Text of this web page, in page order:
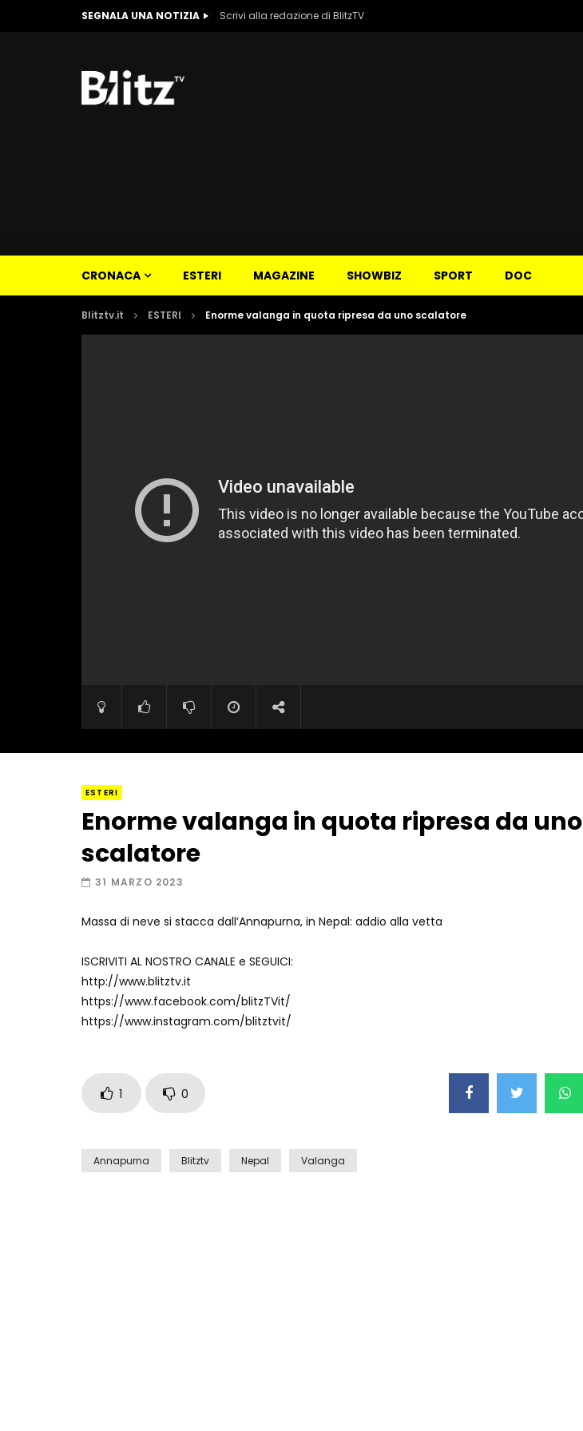
SEGNALA UNA NOTIZIA Scrivi alla redazione di BlitzTV
CRONACA ESTERI MAGAZINE SHOWBIZ SPORT DOC
Blitztv.it ESTERI Enorme valanga in quota ripresa da uno scalatore
ESTERI
Enorme valanga in quota ripresa da uno
scalatore
31 MARZO 2023
Massa di neve si stacca dall’Annapurna, in Nepal: addio alla vetta
ISCRIVITI AL NOSTRO CANALE e SEGUICI:
http://www.blitztv.it
https://www.facebook.com/blitzTVit/
https://www.instagram.com/blitztvit/
1 0
Annapurna Blitztv Nepal Valanga